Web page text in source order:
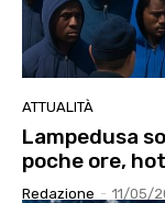
ATTUALITÀ
Lampedusa
poche ore,
Redazione - 11/05/